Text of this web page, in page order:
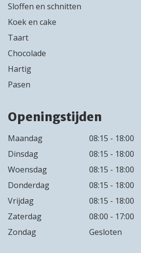
Sloffen en schnitten
Koek en cake
Taart
Chocolade
Hartig
Pasen
Openingstijden
Maandag
08:15 - 18:00
Dinsdag
08:15 - 18:00
Woensdag
08:15 - 18:00
Donderdag
08:15 - 18:00
Vrijdag
08:15 - 18:00
Zaterdag
08:00 - 17:00
Zondag
Gesloten